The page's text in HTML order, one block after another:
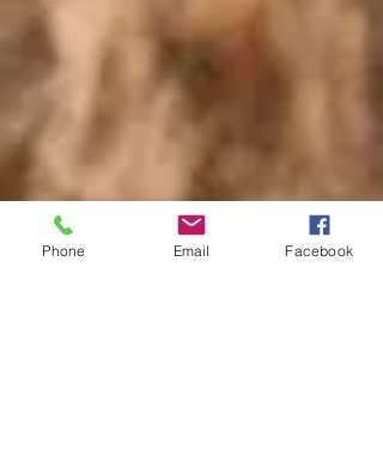
Phone Email Facebook